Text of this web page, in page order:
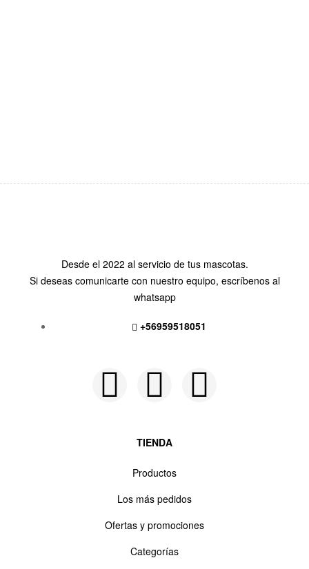
Desde el 2022 al servicio de tus mascotas.
Si deseas comunicarte con nuestro equipo, escríbenos al
whatsapp
+56959518051
TIENDA
Productos
Los más pedidos
Ofertas y promociones
Categorías